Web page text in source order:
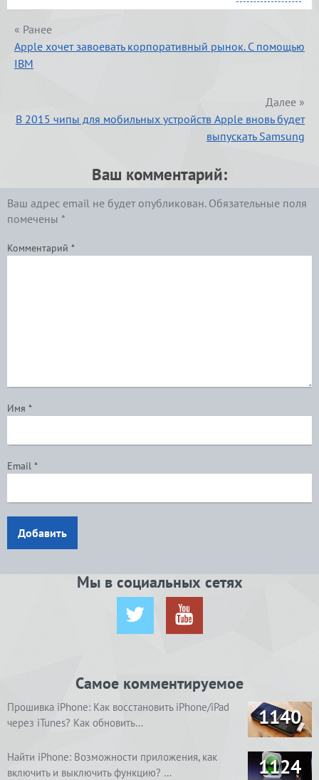
« Ранее
Apple хочет завоевать корпоративный рынок. С помощью
IBM
Далее »
В 2015 чипы для мобильных устройств Apple вновь будет
выпускать Samsung
Ваш комментарий:
Ваш адрес email не будет опубликован. Обязательные поля
помечены *
Комментарий *
Имя *
Email *
Добавить
Мы в социальных сетях
Самое комментируемое
Прошивка iPhone: Как восстановить iPhone/iPad
через iTunes? Как обновить…
1140
Найти iPhone: Возможности приложения, как
включить и выключить функцию? …
1124